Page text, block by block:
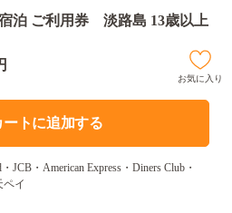
泊 ご利用券 淡路島 13歳以上
お気に入り
ートに追加する
JCB・American Express・Diners Club・
ペイ